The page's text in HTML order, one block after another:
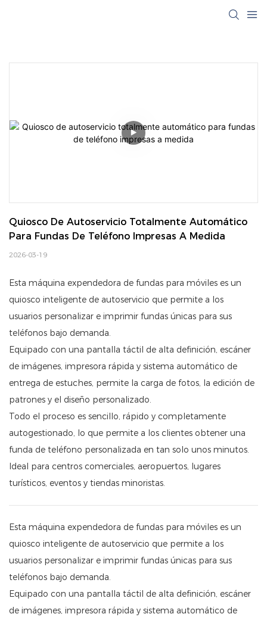
Quiosco De Autoservicio Totalmente Automático
Para Fundas De Teléfono Impresas A Medida
2026-03-19
Esta máquina expendedora de fundas para móviles es un
quiosco inteligente de autoservicio que permite a los
usuarios personalizar e imprimir fundas únicas para sus
teléfonos bajo demanda.
Equipado con una pantalla táctil de alta definición, escáner
de imágenes, impresora rápida y sistema automático de
entrega de estuches, permite la carga de fotos, la edición de
patrones y el diseño personalizado.
Todo el proceso es sencillo, rápido y completamente
autogestionado, lo que permite a los clientes obtener una
funda de teléfono personalizada en tan solo unos minutos.
Ideal para centros comerciales, aeropuertos, lugares
turísticos, eventos y tiendas minoristas.
Esta máquina expendedora de fundas para móviles es un
quiosco inteligente de autoservicio que permite a los
usuarios personalizar e imprimir fundas únicas para sus
teléfonos bajo demanda.
Equipado con una pantalla táctil de alta definición, escáner
de imágenes, impresora rápida y sistema automático de